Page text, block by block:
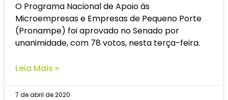
O Programa Nacional de Apoio às
Microempresas e Empresas de Pequeno Porte
(Pronampe) foi aprovado no Senado por
unanimidade, com 78 votos, nesta terça-feira.
Leia Mais »
7 de abril de 2020